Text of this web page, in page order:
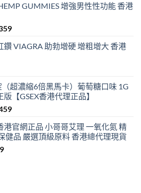
GUMMIES 增強男性性功能 香港
Price
$489
鑽 VIAGRA 助勃增硬 增粗增大 香港
超濃縮6倍黑馬卡）葡萄糖口味 1G
【GSEX香港代理正品】
Price
$759
through
港官網正品 小哥哥艾理 一氧化氮 精
健品 嚴選頂級原料 香港總代理現貨
Current